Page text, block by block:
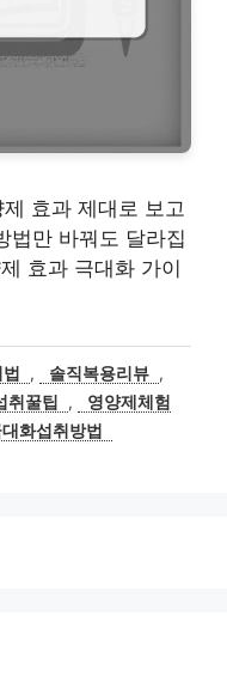
효과 제대로 보고
법만 바꿔도 달라집
효과 극대화 가이
, 솔직복용리뷰 ,
취꿀팁 ,
영양제체험
화섭취방법